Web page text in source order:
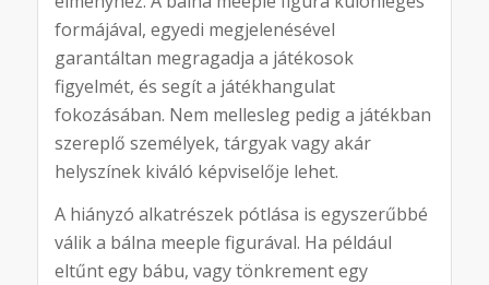
formájával, egyedi megjelenésével
garantáltan megragadja a játékosok
figyelmét, és segít a játékhangulat
fokozásában. Nem mellesleg pedig a játékban
szereplő személyek, tárgyak vagy akár
helyszínek kiváló képviselője lehet.
A hiányzó alkatrészek pótlása is egyszerűbbé
válik a bálna meeple figurával. Ha például
eltűnt egy bábu, vagy tönkrement egy